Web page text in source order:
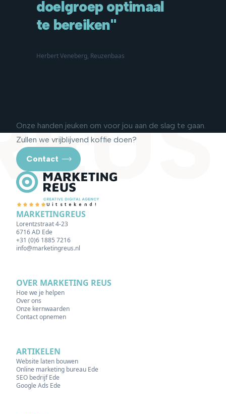
doelgroep optimaal
te bereiken"
Herbert Veneberg, Reuzenbaas
Onze handen jeuken om voor jou aan de slag te gaan.
Zullen we vrijblijvend koffie doen?
Contact
Uitstekend!
MARKETINGREUS
Lorentzstraat 4-23
6716 AD Ede
+31 (0)6 1885 7216
info@marketingreus.nl
OVER MARKETING REUS
Hoe we je helpen
Over ons
Onze kernwaarden
Contact opnemen
ARTIKELEN
Website laten bouwen
Online marketing bureau Ede
SEO bedrijf Ede
Google Ads Ede